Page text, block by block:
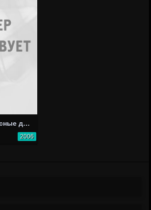
Счастливые лесные друзья
2006